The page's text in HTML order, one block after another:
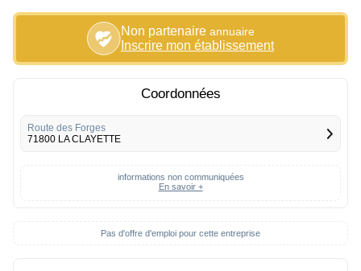
Non partenaire annuaire
Inscrire mon établissement
Pas d'offre d'emploi pour cette entreprise
Coordonnées
Route des Forges
71800 LA CLAYETTE
informations non communiquées
En savoir +